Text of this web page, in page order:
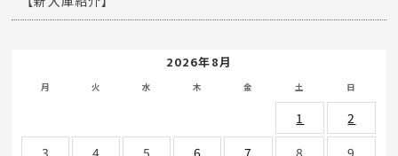
2026年8月
月 火 水 木 金 土 日
1
2